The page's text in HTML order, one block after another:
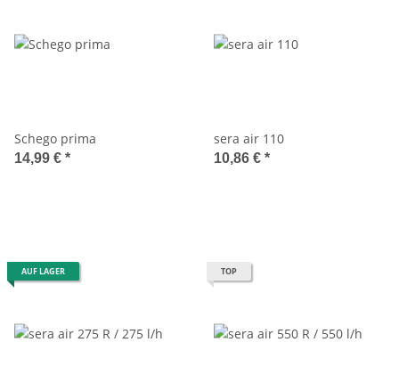
Schego prima
14,99 € *
sera air 110
10,86 € *
AUF LAGER TOP